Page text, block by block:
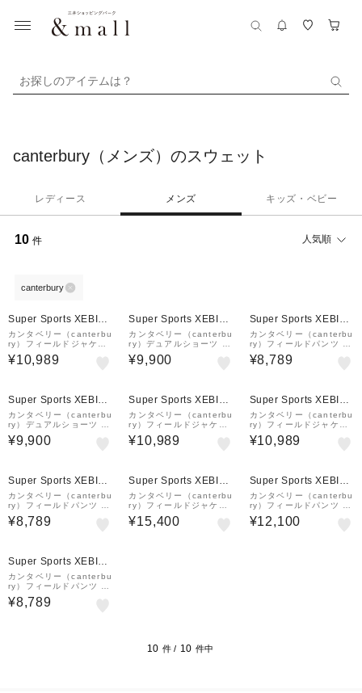
お探しのアイテムは？
canterbury（メンズ）のスウェット
レディース メンズ キッズ・ベビー
10 件 人気順
canterbury
Super Sports XEBIO
&mall店
カンタベリー（canterbu
ry）フィールドジャケッ
ト RSU62600 N
¥10,989
Super Sports XEBIO
&mall店
カンタベリー（canterbu
ry）デュアルショーツ R
TM22605 K
¥9,900
Super Sports XEBIO
&mall店
カンタベリー（canterbu
ry）フィールドパンツ R
SU12602 N
¥8,789
Super Sports XEBIO
&mall店
カンタベリー（canterbu
ry）デュアルショーツ R
TM22605 JD
¥9,900
Super Sports XEBIO
&mall店
カンタベリー（canterbu
ry）フィールドジャケッ
ト RSU62600 KK
¥10,989
Super Sports XEBIO
&mall店
カンタベリー（canterbu
ry）フィールドジャケッ
ト RSU62600 FG
¥10,989
Super Sports XEBIO
&mall店
カンタベリー（canterbu
ry）フィールドパンツ R
SU12602 KK
¥8,789
Super Sports XEBIO
&mall店
カンタベリー（canterbu
ry）フィールドジャケッ
ト RSU62600 K
¥15,400
Super Sports XEBIO
&mall店
カンタベリー（canterbu
ry）フィールドパンツ R
SU12602 K
¥12,100
Super Sports XEBIO
&mall店
カンタベリー（canterbu
ry）フィールドパンツ R
SU12602 FG
¥8,789
10 件 / 10 件中